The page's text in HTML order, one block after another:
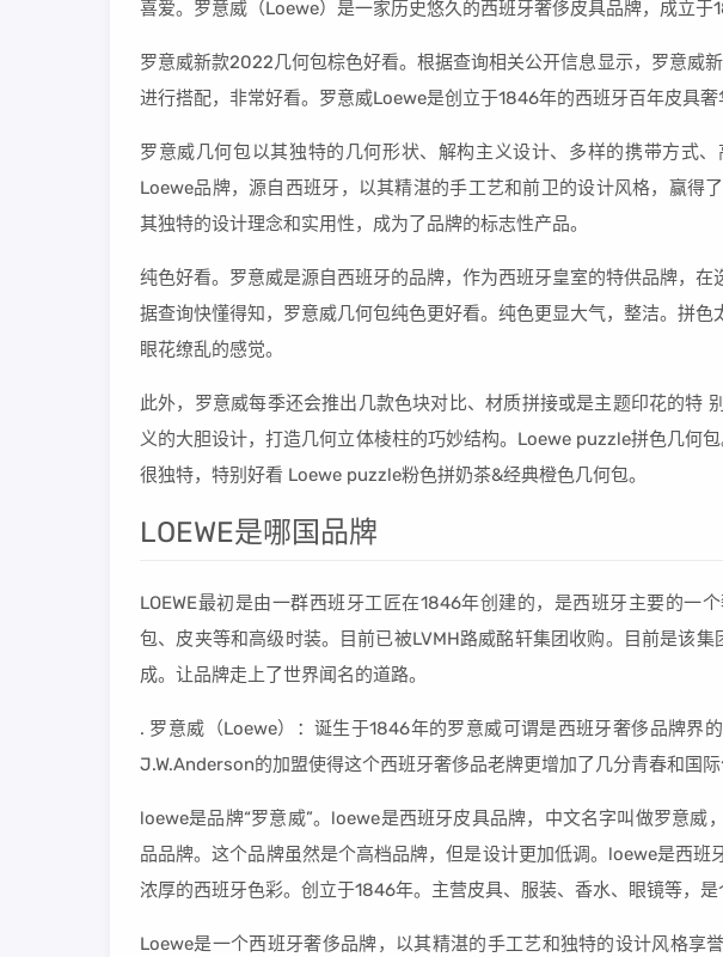
喜爱。罗意威（Loewe）是一家历史悠久的西班牙奢侈皮具品牌，成立于
罗意威新款2022几何包棕色好看。根据查询相关公开信息显示，罗意威
进行搭配，非常好看。罗意威Loewe是创立于1846年的西班牙百年皮具奢
罗意威几何包以其独特的几何形状、解构主义设计、多样的携带方式
Loewe品牌，源自西班牙，以其精湛的手工艺和前卫的设计风格，赢得
其独特的设计理念和实用性，成为了品牌的标志性产品。
纯色好看。罗意威是源自西班牙的品牌，作为西班牙皇室的特供品牌，
据查询快懂得知，罗意威几何包纯色更好看。纯色更显大气，整洁。拼
眼花缭乱的感觉。
此外，罗意威每季还会推出几款色块对比、材质拼接或是主题印花的特
义的大胆设计，打造几何立体棱柱的巧妙结构。Loewe puzzle拼色几何
很独特，特别好看 Loewe puzzle粉色拼奶茶&经典橙色几何包。
LOEWE是哪国品牌
LOEWE最初是由一群西班牙工匠在1846年创建的，是西班牙主要的一
包、皮夹等和高级时装。目前已被LVMH路威酩轩集团收购。目前是该集
成。让品牌走上了世界闻名的道路。
. 罗意威（Loewe）：诞生于1846年的罗意威可谓是西班牙奢侈品牌界
J.W.Anderson的加盟使得这个西班牙奢侈品老牌更增加了几分青春和国际
loewe是品牌“罗意威”。loewe是西班牙皮具品牌，中文名字叫做罗意威
品品牌。这个品牌虽然是个高档品牌，但是设计更加低调。loewe是西班
浓厚的西班牙色彩。创立于1846年。主营皮具、服装、香水、眼镜等，是
Loewe是一个西班牙奢侈品牌，以其精湛的手工艺和独特的设计风格享